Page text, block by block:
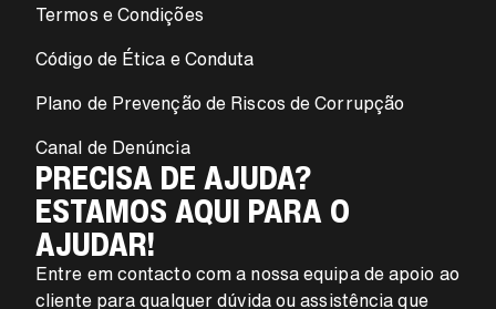
Termos e Condições
Código de Ética e Conduta
Plano de Prevenção de Riscos de Corrupção
Canal de Denúncia
PRECISA DE AJUDA?
ESTAMOS AQUI PARA O
AJUDAR!
Entre em contacto com a nossa equipa de apoio ao
cliente para qualquer dúvida ou assistência que